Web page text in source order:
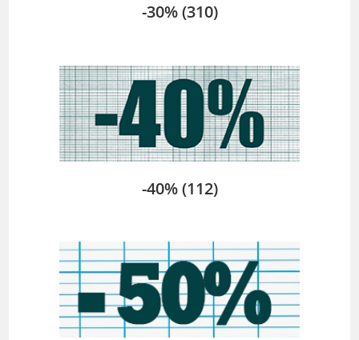
-30%(310)
-40%(112)